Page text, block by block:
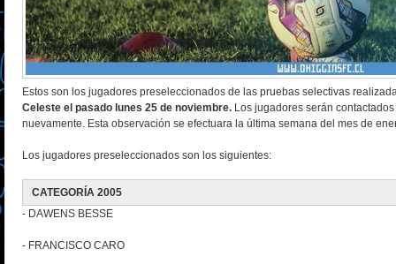
Estos son los jugadores preseleccionados de las pruebas selectivas
Celeste el pasado lunes 25 de noviembre. Los jugadores serán
nuevamente. Esta observación se efectuara la última semana del mes de
Los jugadores preseleccionados son los siguientes:
CATEGORÍA 2005
- DAWENS BESSE
- FRANCISCO CARO